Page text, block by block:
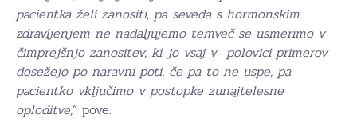
pacientka želi zanositi, pa seveda s hormonskim
zdravljenjem ne nadaljujemo temveč se usmerimo v
čimprejšnjo zanositev, ki jo vsaj v polovici primerov
dosežejo po naravni poti, če pa to ne uspe, pa
pacientko vključimo v postopke zunajtelesne
oploditve,” pove.